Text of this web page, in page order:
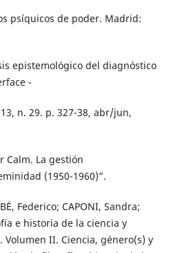
psíquicos de poder. Madrid:
epistemológico del diagnóstico
-
n. 29. p. 327-38, abr/jun,
Calm. La gestión
(1950-1960)”.
Federico; CAPONI, Sandra;
e historia de la ciencia y
Volumen II. Ciencia, género(s) y